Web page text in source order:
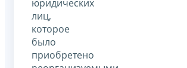
юридических
лиц,
которое
было
приобретено